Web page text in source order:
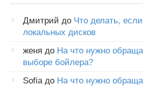
Дмитрий до Что делать,
локальных дисков
женя до На что нужно
выборе бойлера?
Sofiaдо На что нужно